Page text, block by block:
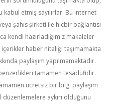
etmiş sayılırlar. Bu internet
şahıs şirketi ile hiçbir bağlantısı
kendi hazırladığımız makaleler
haber niteliği taşımamakta
paylaşım yapılmamaktadır.
tamamen tesadüfidir.
ücretsiz bir bilgi paylaşım
aykırı olduğunu